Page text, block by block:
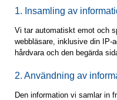
1. Insamling av
Vi tar automatiskt emot och
webbläsare, inklusive din IP-
hårdvara och den begärda
2. Användning av
Den information vi samlar in